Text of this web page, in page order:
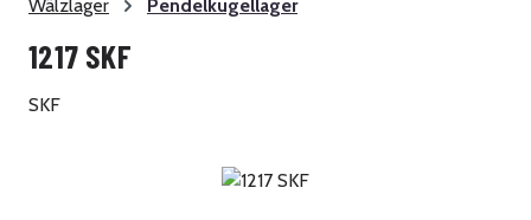
Wälzlager Pendelkugellager
1217 SKF
SKF
Bildergalerie überspringen